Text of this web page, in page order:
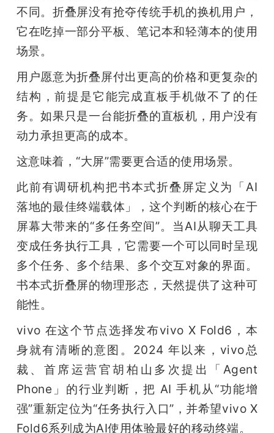
不同。折叠屏没有抢夺传统手机的换机用户，
它在吃掉一部分平板、笔记本和轻薄本的使用
场景。
用户愿意为折叠屏付出更高的价格和更复杂的
结构，前提是它能完成直板手机做不了的任
务。如果只是一台能折叠的直板机，用户没有
动力承担更高的成本。
这意味着，“大屏”需要更合适的使用场景。
此前有调研机构把书本式折叠屏定义为「AI
落地的最佳终端载体」，这个判断的核心在于
屏幕大带来的“多任务空间”。当AI从聊天工具
变成任务执行工具，它需要一个可以同时呈现
多个任务、多个结果、多个交互对象的界面。
书本式折叠屏的物理形态，天然提供了这种可
能性。
vivo 在这个节点选择发布vivo X Fold6，本
身就有清晰的意图。2024 年以来，vivo总
裁、首席运营官胡柏山多次提出「Agent
Phone」的行业判断，把 AI 手机从“功能增
强”重新定位为“任务执行入口”，并希望vivo X
Fold6系列成为AI使用体验最好的移动终端。